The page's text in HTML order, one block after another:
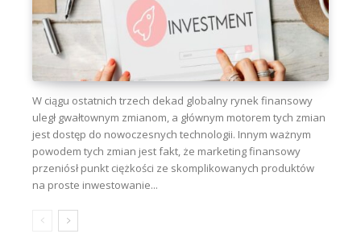
W ciągu ostatnich trzech dekad globalny rynek finansowy
uległ gwałtownym zmianom, a głównym motorem tych zmian
jest dostęp do nowoczesnych technologii. Innym ważnym
powodem tych zmian jest fakt, że marketing finansowy
przeniósł punkt ciężkości ze skomplikowanych produktów
na proste inwestowanie...